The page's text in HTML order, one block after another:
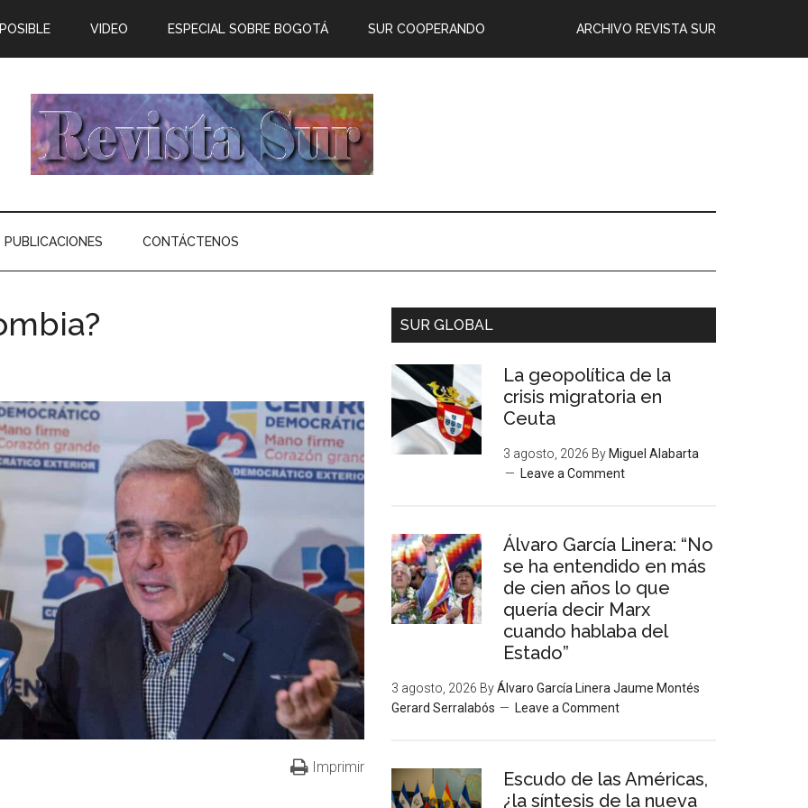
ARCHIVO REVISTA SUR
VIDEO ESPECIAL SOBRE BOGOTÁ SUR COOPERANDO
PUBLICACIONES CONTÁCTENOS
Imprimir
SUR GLOBAL
La geopolítica de la
crisis migratoria en
Ceuta
3 agosto, 2026 By Miguel Alabarta
Leave a Comment
Álvaro García Linera: “No
se ha entendido en más
de cien años lo que
quería decir Marx
cuando hablaba del
Estado”
3 agosto, 2026 ByÁlvaro García Linera Jaume Montés
Gerard Serralabós
Leave a Comment
Escudo de las Américas,
¿la síntesis de la nueva